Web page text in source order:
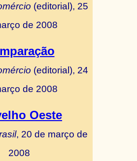
(editorial), 25
de 2008
(editorial), 24
de 2008
Oeste
, 20 de março de
2008